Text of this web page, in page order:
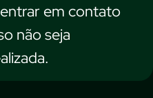
em contato
não seja